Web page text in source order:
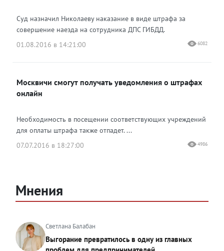
Суд назначил Николаеву наказание в виде штрафа за
совершение наезда на сотрудника ДПС ГИБДД.
01.08.2016 в 14:21:00
6082
Москвичи смогут получать уведомления о штрафах
онлайн
Необходимость в посещении соответствующих учреждений
для оплаты штрафа также отпадет. ...
07.07.2016 в 18:27:00
4986
Мнения
Светлана Балабан
Выгорание превратилось в одну из главных